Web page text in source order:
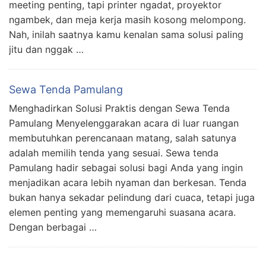
meeting penting, tapi printer ngadat, proyektor
ngambek, dan meja kerja masih kosong melompong.
Nah, inilah saatnya kamu kenalan sama solusi paling
jitu dan nggak …
Sewa Tenda Pamulang
Menghadirkan Solusi Praktis dengan Sewa Tenda
Pamulang Menyelenggarakan acara di luar ruangan
membutuhkan perencanaan matang, salah satunya
adalah memilih tenda yang sesuai. Sewa tenda
Pamulang hadir sebagai solusi bagi Anda yang ingin
menjadikan acara lebih nyaman dan berkesan. Tenda
bukan hanya sekadar pelindung dari cuaca, tetapi juga
elemen penting yang memengaruhi suasana acara.
Dengan berbagai …